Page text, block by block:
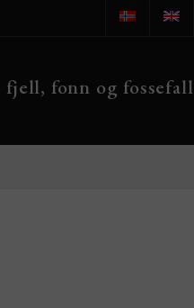
fonn og fossefall